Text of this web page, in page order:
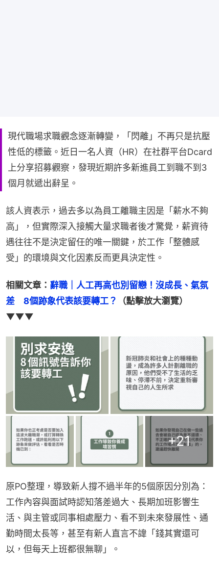
現代職場求職觀念逐漸轉變，「閃離」不再只是抗壓
性低的標籤。近日一名人資（HR）在社群平台Dcard
上分享招募觀察，發現近期許多新進員工到職不到3
個月就遞出辭呈。
該人資表示，過去多以為員工離職主因是「薪水不夠
高」，但實際深入接觸大量求職者後才驚覺，薪資待
遇往往不是決定留任的唯一關鍵，於工作「整體感
受」的環境與文化因素反而更具決定性。
相關文章： 辭職｜人工再高也別留戀！沒成長、氣氛
差　8個跡象代表該要轉工？
（點擊放大瀏覽）
▼▼▼
+21
原PO整理，導致新人撐不過半年的5個原因分別為：
工作內容與面試時認知落差過大、長期加班影響生
活、與主管或同事相處壓力、看不到未來發展性、通
勤時間太長等，甚至有新人直言不諱「錢其實還可
以，但每天上班都很無聊」。